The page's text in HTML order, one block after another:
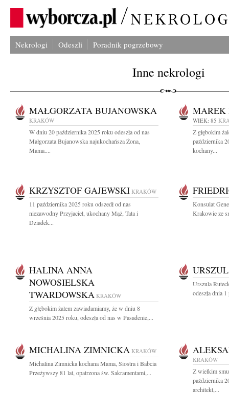
Nekrologi Odeszli Poradnik pogrzebowy
Inne nekrologi
MAŁGORZATA BUJANOWSKA
KRAKÓW
W dniu 20 października 2025 roku odeszła od nas
Małgorzata Bujanowska najukochańsza Żona,
Mama....
MAREK
WIEK: 85
Z głębokim
października
kochany...
KRZYSZTOF GAJEWSKI KRAKÓW
11 października 2025 roku odszedł od nas
niezawodny Przyjaciel, ukochany Mąż, Tata i
Dziadek...
Konsulat
Krakowie ze
HALINA ANNA
NOWOSIELSKA
TWARDOWSKA KRAKÓW
Z głębokim żalem zawiadamiamy, że w dniu 8
września 2025 roku, odeszła od nas w Pasadenie,...
Urszula
odeszła dnia
MICHALINA ZIMNICKA KRAKÓW
Michalina Zimnicka kochana Mama, Siostra i Babcia
Przeżywszy 81 lat, opatrzona św. Sakramentami,...
KRAKÓW
Z wielkim
października
architekt,...